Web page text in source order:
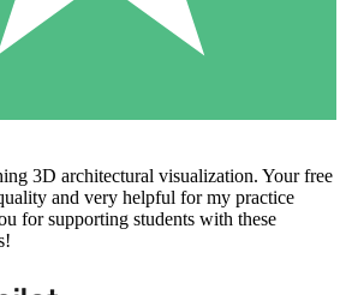
3D architectural visualization. Your free
and very helpful for my practice
for supporting students with these